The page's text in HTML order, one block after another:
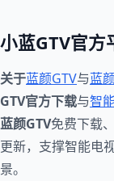
小蓝GTV官方
关于蓝颜GTV与蓝
GTV官方下载与智
蓝颜GTV免费下载、
更新，支撑智能电
景。